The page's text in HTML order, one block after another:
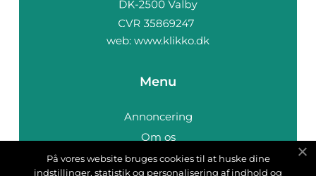
web: www.klikko.dk
Menu
Annoncering
Om os
Cookies
På vores website bruges cookies til at huske dine
indstillinger, statistik og personalisering af indhold og